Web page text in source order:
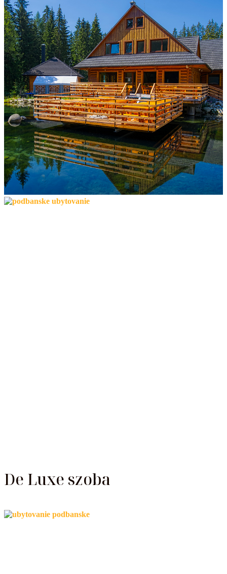
De Luxe szoba